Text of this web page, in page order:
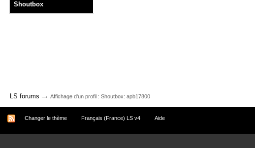
Shoutbox
LS forums → Affichage d'un profil : Shoutbox: apb17800
Changer le thème Français (France) LS v4 Aide